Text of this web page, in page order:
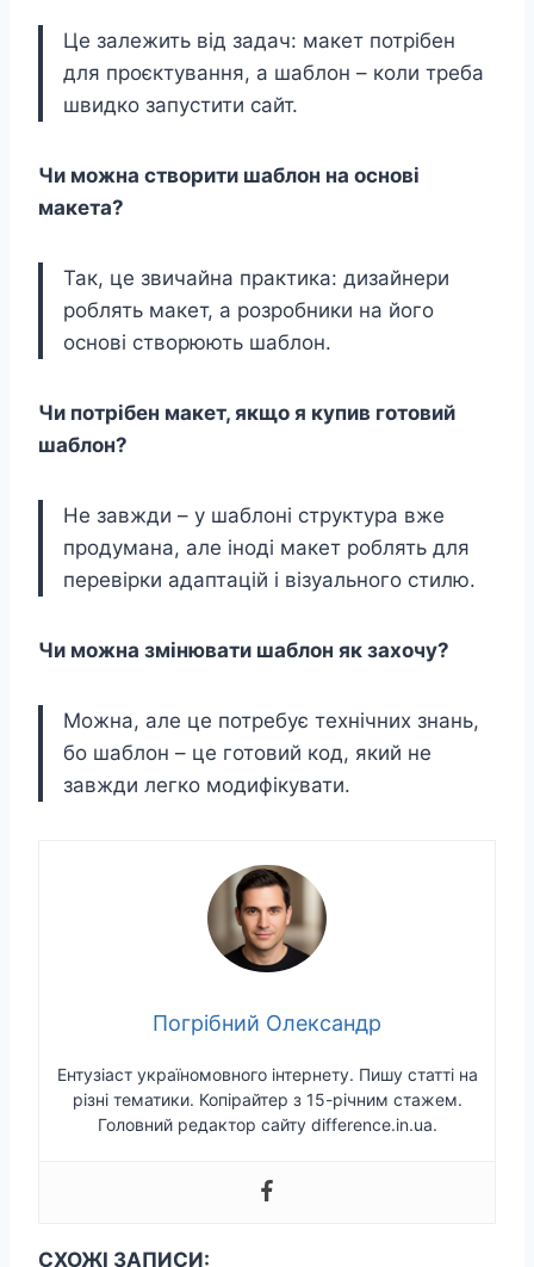
Це залежить від задач: макет потрібен
для проєктування, а шаблон – коли треба
швидко запустити сайт.
Чи можна створити шаблон на основі
макета?
Так, це звичайна практика: дизайнери
роблять макет, а розробники на його
основі створюють шаблон.
Чи потрібен макет, якщо я купив готовий
шаблон?
Не завжди – у шаблоні структура вже
продумана, але іноді макет роблять для
перевірки адаптацій і візуального стилю.
Чи можна змінювати шаблон як захочу?
Можна, але це потребує технічних знань,
бо шаблон – це готовий код, який не
завжди легко модифікувати.
Погрібний Олександр
Ентузіаст україномовного інтернету. Пишу статті на
різні тематики. Копірайтер з 15-річним стажем.
Головний редактор сайту difference.in.ua.
СХОЖІ ЗАПИСИ: